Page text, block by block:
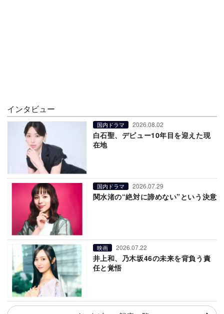
インタビュー
国内ドラマ 2026.08.02
白石聖、デビュー10年目を迎えた現
在地
国内ドラマ 2026.07.29
関水渚の“絶対に諦めない”という決意
映画 2026.07.22
井上和、乃木坂46の未来を背負う責
任と覚悟